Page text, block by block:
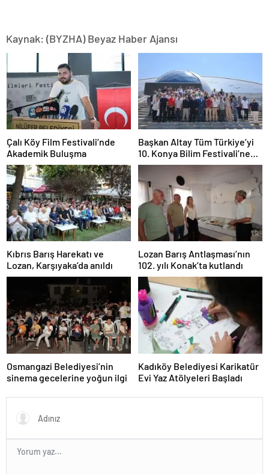
Kaynak: (BYZHA) Beyaz Haber Ajansı
Çalı Köy Film Festivali’nde
Akademik Buluşma
Başkan Altay Tüm Türkiye’yi
10. Konya Bilim Festivali’ne
Davet Etti
Kıbrıs Barış Harekatı ve
Lozan, Karşıyaka’da anıldı
Lozan Barış Antlaşması’nın
102. yılı Konak’ta kutlandı
Osmangazi Belediyesi’nin
sinema gecelerine yoğun ilgi
Kadıköy Belediyesi Karikatür
Evi Yaz Atölyeleri Başladı